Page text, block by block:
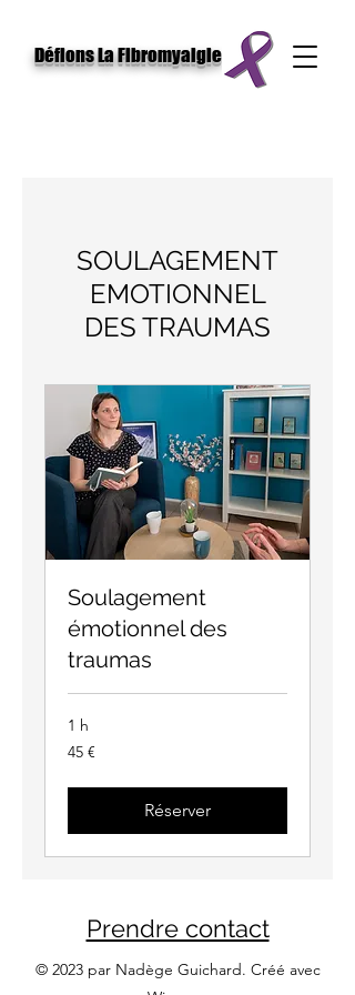
Défions La Fibromyalgie
SOULAGEMENT
EMOTIONNEL
DES TRAUMAS
Soulagement
émotionnel des
traumas
1 h
45
euros
45 €
Réserver
Prendre contact
© 2023 par Nadège Guichard. Créé avec